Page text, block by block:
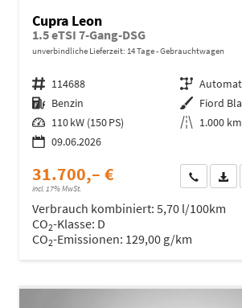
Cupra Leon
1.5 eTSI 7-Gang-DSG
unverbindliche Lieferzeit: 14 Tage Gebrauchtwagen
Fahrzeugnr. 114688 Getriebe
Kraftstoff Benzin Außenfarbe Fiord
Leistung 110 kW (150 PS) Kilometerstand 1.000 km
09.06.2026
31.700,– €
incl. 17% MwSt.
Wir rufen
Verbrauch kombiniert: 5,70 l/100km
CO2-Klasse: D
CO2-Emissionen: 129,00 g/km